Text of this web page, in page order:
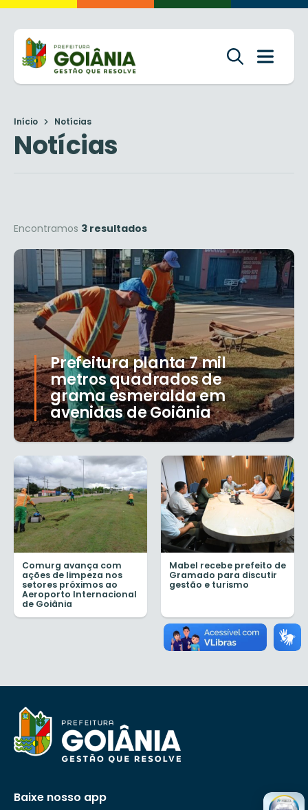
Início Notícias
Notícias
Encontramos 3 resultados
Prefeitura planta 7 mil
metros quadrados de
grama esmeralda em
avenidas de Goiânia
Comurg avança com
ações de limpeza nos
setores próximos ao
Aeroporto Internacional
de Goiânia
Mabel recebe prefeito de
Gramado para discutir
gestão e turismo
Baixe nosso app